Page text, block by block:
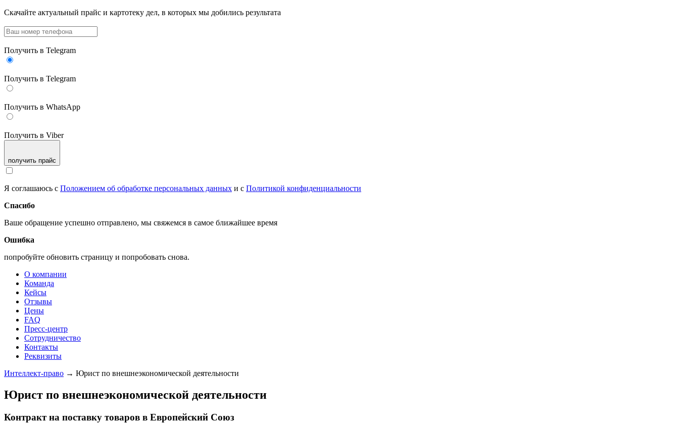
Скачайте актуальный прайс и картотеку дел, в которых мы добились результата
Получить в Telegram
Получить в Telegram
Получить в WhatsApp
Получить в Viber
получить прайс
Я соглашаюсь с Положением об обработке персональных данных и с Политикой конфиденциальности
Спасибо
Ваше обращение успешно отправлено, мы свяжемся в самое ближайшее время
Ошибка
попробуйте обновить страницу и попробовать снова.
О компании
Команда
Кейсы
Отзывы
Цены
FAQ
Пресс-центр
Сотрудничество
Контакты
Реквизиты
Интеллект-право → Юрист по внешнеэкономической деятельности
Юрист по внешнеэкономической деятельности
Контракт на поставку товаров в Европейский Союз